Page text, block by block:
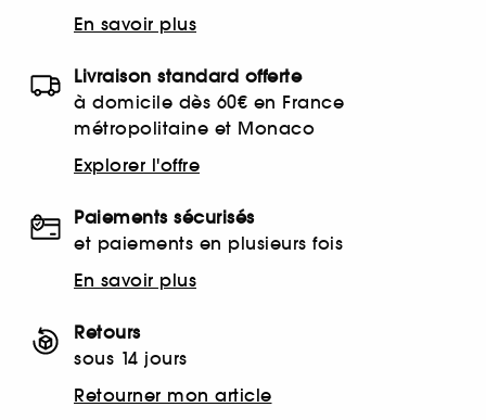
En savoir plus
Livraison standard offerte
à domicile dès 60€ en France
métropolitaine et Monaco
Explorer l'offre
Paiements sécurisés
et paiements en plusieurs fois
En savoir plus
Retours
sous 14 jours
Retourner mon article